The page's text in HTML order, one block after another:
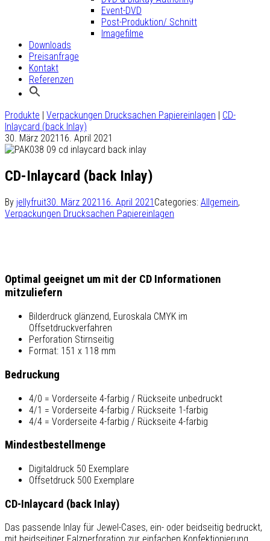
Event-DVD
Post-Produktion/ Schnitt
Imagefilme
Downloads
Preisanfrage
Kontakt
Referenzen
Produkte | Verpackungen Drucksachen Papiereinlagen | CD-
Inlaycard (back Inlay)
30. März 2021 16. April 2021
CD-Inlaycard (back Inlay)
By jellyfruit30. März 2021 16. April 2021 Categories: Allgemein,
Verpackungen Drucksachen Papiereinlagen
Optimal geeignet um mit der CD Informationen
mitzuliefern
Bilderdruck glänzend, Euroskala CMYK im
Offsetdruckverfahren
Perforation Stirnseitig
Format: 151 x 118 mm
Bedruckung
4/0 = Vorderseite 4-farbig / Rückseite unbedruckt
4/1 = Vorderseite 4-farbig / Rückseite 1-farbig
4/4 = Vorderseite 4-farbig / Rückseite 4-farbig
Mindestbestellmenge
Digitaldruck 50 Exemplare
Offsetdruck 500 Exemplare
CD-Inlaycard (back Inlay)
Das passende Inlay für Jewel-Cases, ein- oder beidseitig bedruckt,